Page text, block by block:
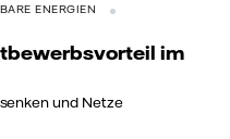
ENERGIEN
im
und Netze